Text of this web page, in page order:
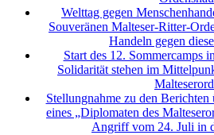
Welttag gegen
Souveränen Malteser-Ritter-
Handeln gegen
Start des 12. Sommercamps
Solidarität stehen im
Stellungnahme zu den
eines „Diplomaten des
Angriff vom 24. Juli in